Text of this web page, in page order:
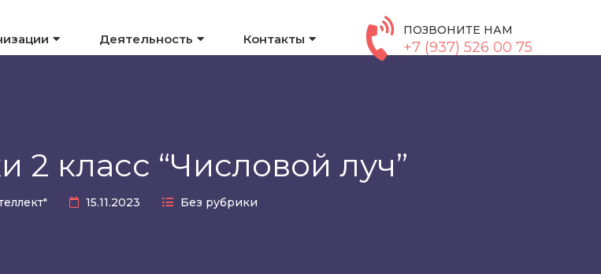
Деятельность Контакты
ПОЗВОНИТЕ НАМ
+7 (937) 526 00 75
2 класс “Числовой луч”
15.11.2023 Без рубрики